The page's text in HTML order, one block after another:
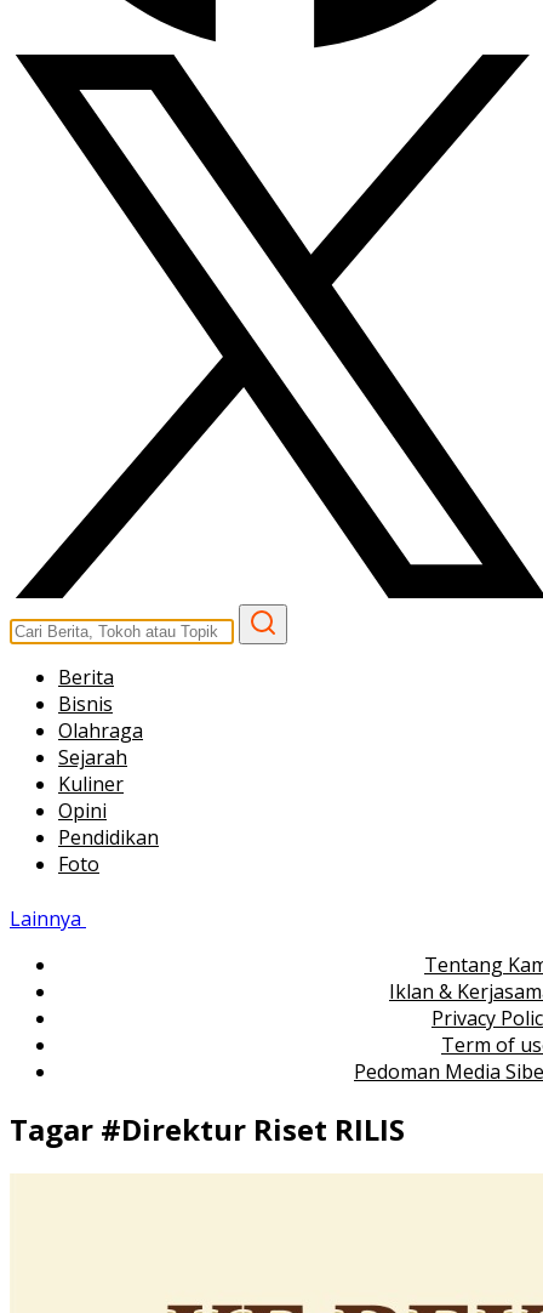
Berita
Bisnis
Olahraga
Sejarah
Kuliner
Opini
Pendidikan
Foto
Lainnya
Tentang
Iklan &
Privacy
Term of
Pedoman Media
Tagar #Direktur Riset RILIS